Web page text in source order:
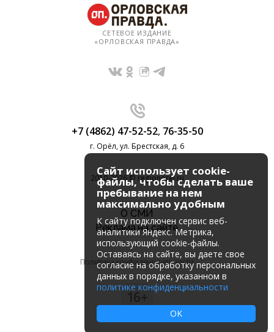
СЕТЕВОЕ ИЗДАНИЕ
«ОРЛОВСКАЯ ПРАВДА»
+7 (4862) 47-52-52, 76-35-50
г. Орёл, ул. Брестская, д. 6
2010-2026 © regionorel.ru
О СМИ
Реклама на сайте
Политика конфиденциальности
16+
Сайт использует cookie-
файлы, чтобы сделать ваше
пребывание на нем
максимально удобным
К cайту подключен сервис веб-
аналитики Яндекс. Метрика,
использующий cookie-файлы.
Оставаясь на сайте, вы даете свое
согласие на обработку персональных
данных в порядке, указанном в
политике конфиденциальности
OK